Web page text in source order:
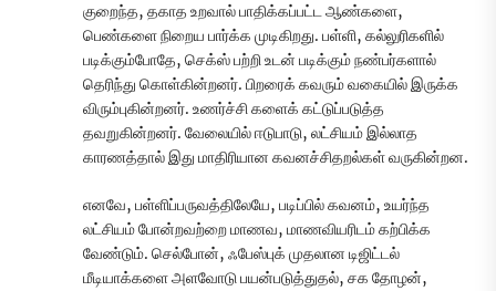
குறைந்த, தகாத உறவால் பாதிக்கப்பட்ட ஆண்களை,
பெண்களை நிறைய பார்க்க முடிகிறது. பள்ளி, கல்லுரிகளில்
படிக்கும்போதே, செக்ஸ் பற்றி உடன் படிக்கும் நண்பர்களால்
தெரிந்து கொள்கின்றனர். பிறரைக் கவரும் வகையில் இருக்க
விரும்புகின்றனர். உணர்ச்சி களைக் கட்டுப்படுத்த
தவறுகின்றனர். வேலையில் ஈடுபாடு, லட்சியம் இல்லாத
காரணத்தால் இது மாதிரியான கவனச்சிதறல்கள் வருகின்றன.
எனவே, பள்ளிப்பருவத்திலேயே, படிப்பில் கவனம், உயர்ந்த
லட்சியம் போன்றவற்றை மாணவ, மாணவியரிடம் கற்பிக்க
வேண்டும். செல்போன், ஃபேஸ்புக் முதலான டிஜிட்டல்
மீடியாக்களை அளவோடு பயன்படுத்துதல், சக தோழன்,